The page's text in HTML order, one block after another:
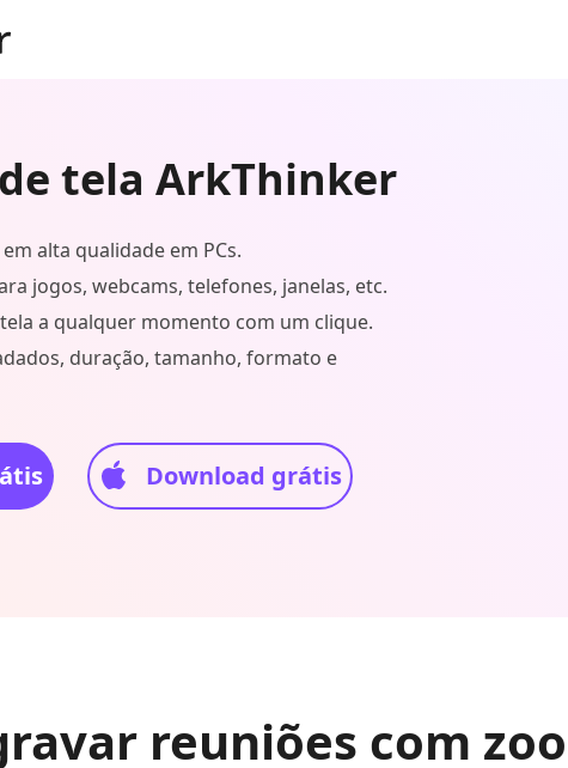
tela ArkThinker
alta qualidade em PCs.
jogos, webcams, telefones, janelas, etc.
a qualquer momento com um clique.
duração, tamanho, formato e
Download grátis
reuniões com